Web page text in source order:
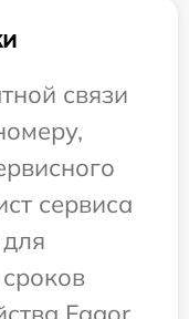
связи
сервиса